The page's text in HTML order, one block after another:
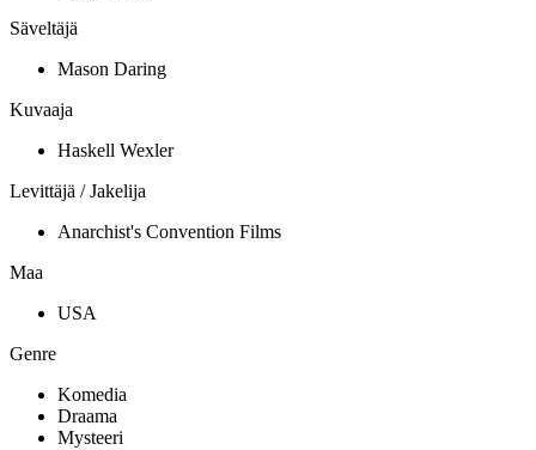
Säveltäjä
Mason Daring
Kuvaaja
Haskell Wexler
Levittäjä / Jakelija
Anarchist's Convention Films
Maa
USA
Genre
Komedia
Draama
Mysteeri